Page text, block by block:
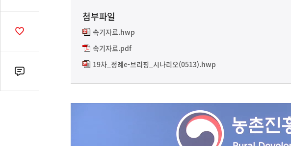
기
공
댓
글
첨부파일
속기자료.hwp
속기자료.pdf
19차_정례e-브리핑_시나리오(0513).hwp